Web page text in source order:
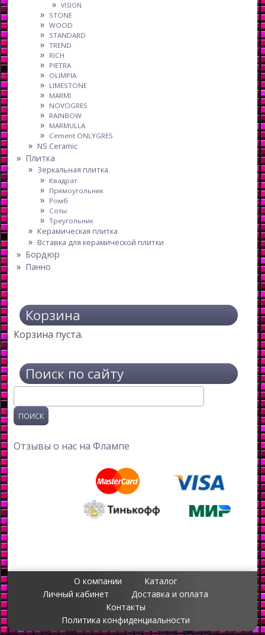
VISION
STONE
WOOD
STANDARD
TREND
RICH
PIETRA
OLIMPIA
LIMESTONE
MARMI
NOVOGRES
RAINBOW
MARMULLA
Cement ONLYGRES
NS Ceramic
Плитка
Зеркальная плитка
Квадрат
Прямоугольник
Ромб
Соты
Треугольник
Керамическая плитка
Вставка для керамической плитки
Бордюр
Панно
Корзина
Корзина пуста.
Поиск по сайту
Отзывы о нас на Флампе
О компании
Каталог
Личный кабинет
Доставка и оплата
Контакты
Политика конфиденциальности